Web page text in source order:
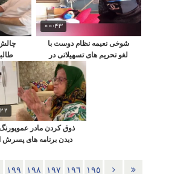
00:43
شوخی نعیمه نظام دوست با
لغو تحریم های تسهیلاتی در
بیمارستان
ذوق کردن مادر عموپورنگ
دیدن برنامه های پسرش
١٩٥ ١٩٦ ١٩٧ ١٩٨ ١٩٩